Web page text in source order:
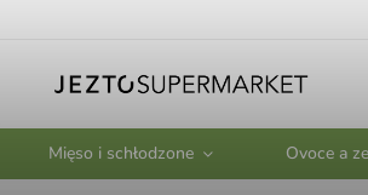
Mięso i schłodzone Ovoce a